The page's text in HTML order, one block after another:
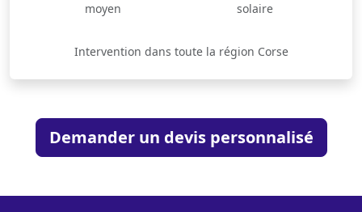
moyen
solaire
Intervention dans toute la région Corse
Demander un devis personnalisé